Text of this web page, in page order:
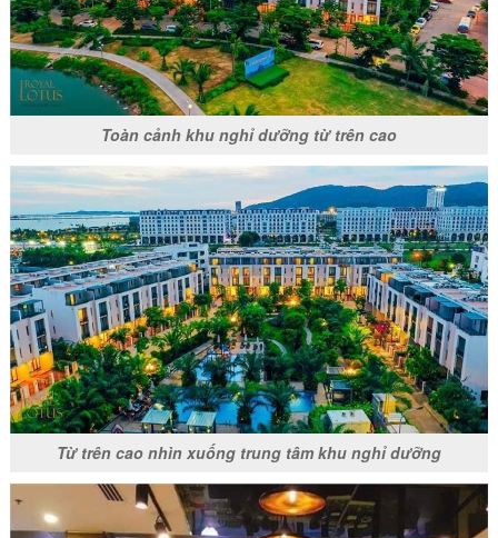
Toàn cảnh khu nghỉ dưỡng từ trên cao
Từ trên cao nhìn xuống trung tâm khu nghỉ dưỡng